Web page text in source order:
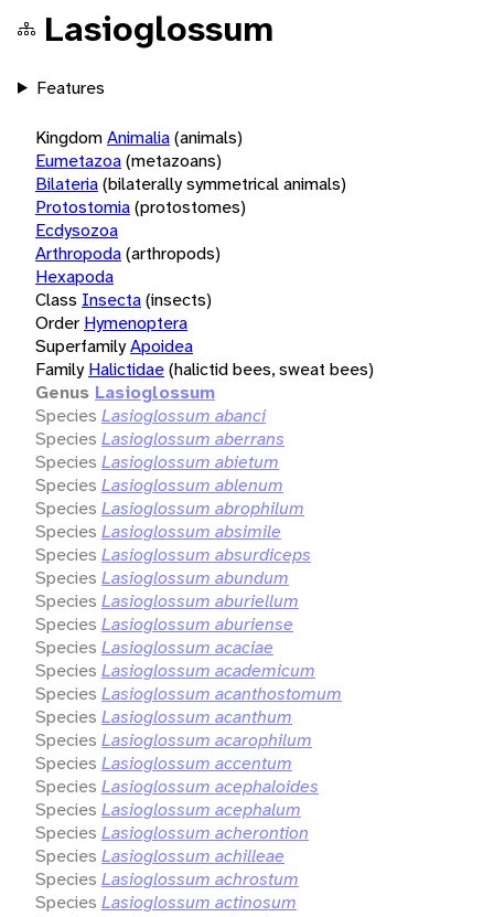
Lasioglossum
Features
KingdomAnimalia(animals)
Eumetazoa(metazoans)
Bilateria(bilaterally symmetrical animals)
Protostomia(protostomes)
Ecdysozoa
Arthropoda(arthropods)
Hexapoda
Class Insecta(insects)
Order Hymenoptera
SuperfamilyApoidea
Family Halictidae(halictid bees, sweat bees)
Genus Lasioglossum
Species Lasioglossum abanci
Species Lasioglossum aberrans
Species Lasioglossum abietum
Species Lasioglossum ablenum
Species Lasioglossum abrophilum
Species Lasioglossum absimile
Species Lasioglossum absurdiceps
Species Lasioglossum abundum
Species Lasioglossum aburiellum
Species Lasioglossum aburiense
Species Lasioglossum acaciae
Species Lasioglossum academicum
Species Lasioglossum acanthostomum
Species Lasioglossum acanthum
Species Lasioglossum acarophilum
Species Lasioglossum accentum
Species Lasioglossum acephaloides
Species Lasioglossum acephalum
Species Lasioglossum acherontion
Species Lasioglossum achilleae
Species Lasioglossum achrostum
Species Lasioglossum actinosum